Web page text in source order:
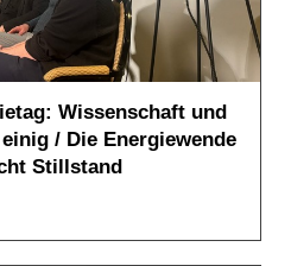
Wissenschaft und
/ Die Energiewende
Stillstand